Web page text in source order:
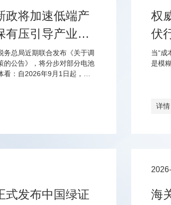
政将加速低端产
有压引导产业优
务总局近期联合发布《关于调
的公告》，将分步对部分电池
：自2026年9月1日起，对
起征2%、2028年4月1日起征
权
伏
当“成
是模
详情
式发布中国绿证
海